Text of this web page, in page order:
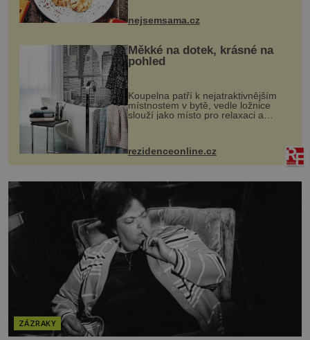
pokrmy, které rozhodně st...
nejsemsama.cz
Měkké na dotek, krásné na
pohled
Koupelna patří k nejatraktivnějším
místnostem v bytě, vedle ložnice
slouží jako místo pro relaxaci a
odpočinek. Koupelnový textil –
ručníky, osušky a koberečky –
mohou jako mávnutím kouzelného
proutku...
rezidenceonline.cz
ZÁZRAKY